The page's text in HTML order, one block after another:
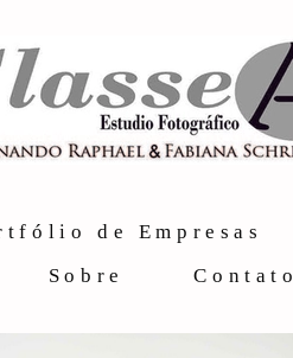
de Empresas
Sobre Contato